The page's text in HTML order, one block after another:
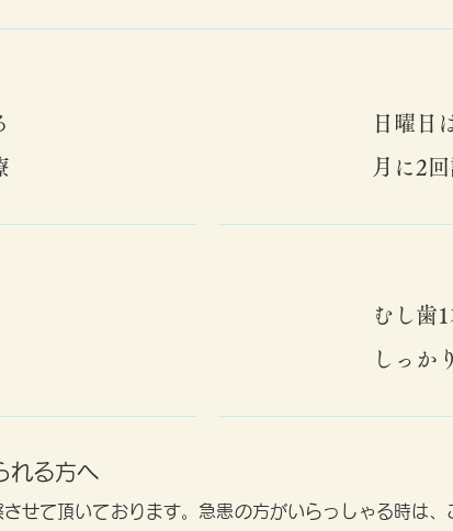
日曜日
月に2
むし歯
しっか
れる方へ
せて頂いております。急患の方がいらっしゃる時は、